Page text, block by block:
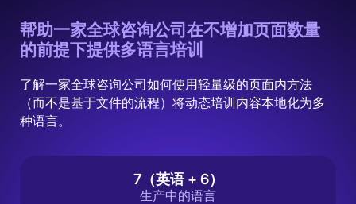
帮助一家全球咨询公司在不增加页面数量
的前提下提供多语言培训
了解一家全球咨询公司如何使用轻量级的页面内方法
（而不是基于文件的流程）将动态培训内容本地化为多
种语言。
7（英语 + 6）
生产中的语言